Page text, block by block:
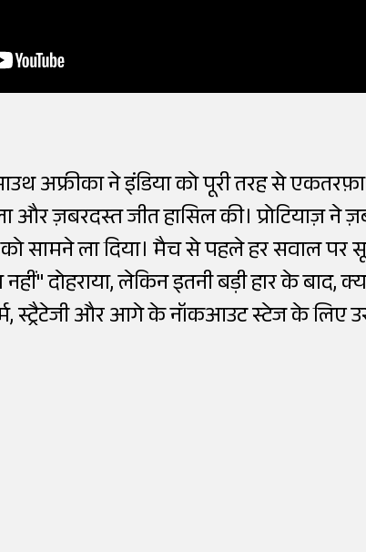
अफ्रीका ने इंडिया को पूरी तरह से एकतरफ़ा
ज़बरदस्त जीत हासिल की। ​​प्रोटियाज़ ने
सामने ला दिया। मैच से पहले हर सवाल पर
नहीं" दोहराया, लेकिन इतनी बड़ी हार के बाद,
स्ट्रैटेजी और आगे के नॉकआउट स्टेज के लिए